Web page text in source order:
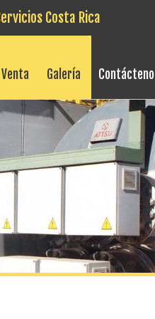
Costa Rica
Venta Galería